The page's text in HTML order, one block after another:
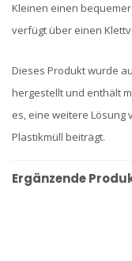
Kleinen einen
verfügt über einen
Dieses Produkt wurde
hergestellt und enthält
es, eine weitere Lösung
Plastikmüll beiträgt.
Ergänzende